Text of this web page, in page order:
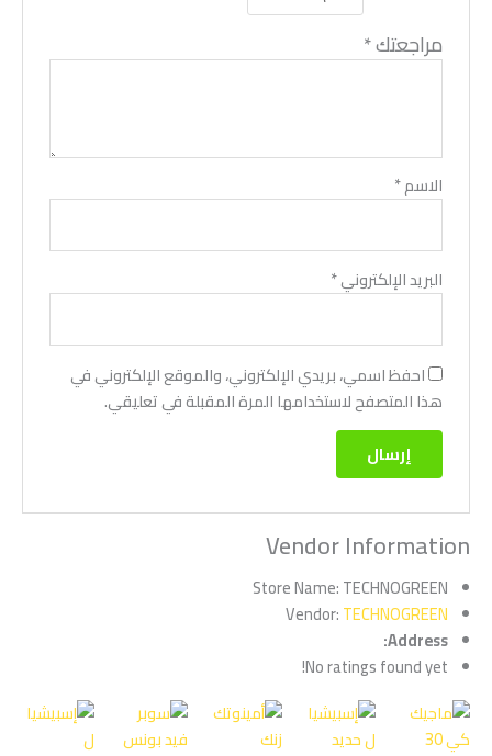
مراجعتك*
الاسم*
البريد الإلكتروني*
احفظ اسمي، بريدي الإلكتروني، والموقع الإلكتروني في
هذا المتصفح لاستخدامها المرة المقبلة في تعليقي.
Vendor Information
Store Name:TECHNOGREEN
Vendor:TECHNOGREEN
Address:
No ratings found yet!